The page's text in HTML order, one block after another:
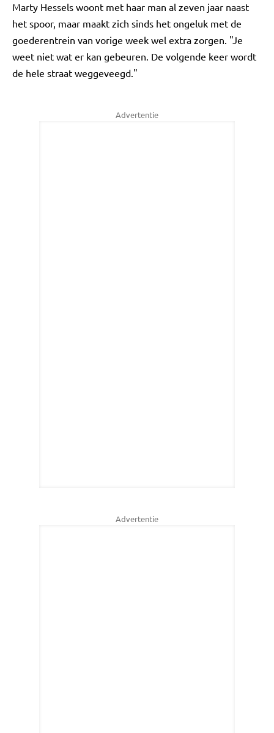
Marty Hessels woont met haar man al zeven jaar naast
het spoor, maar maakt zich sinds het ongeluk met de
goederentrein van vorige week wel extra zorgen. "Je
weet niet wat er kan gebeuren. De volgende keer wordt
de hele straat weggeveegd."
Advertentie
Advertentie